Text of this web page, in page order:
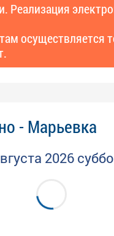
Реализация
- Марьевка
2026